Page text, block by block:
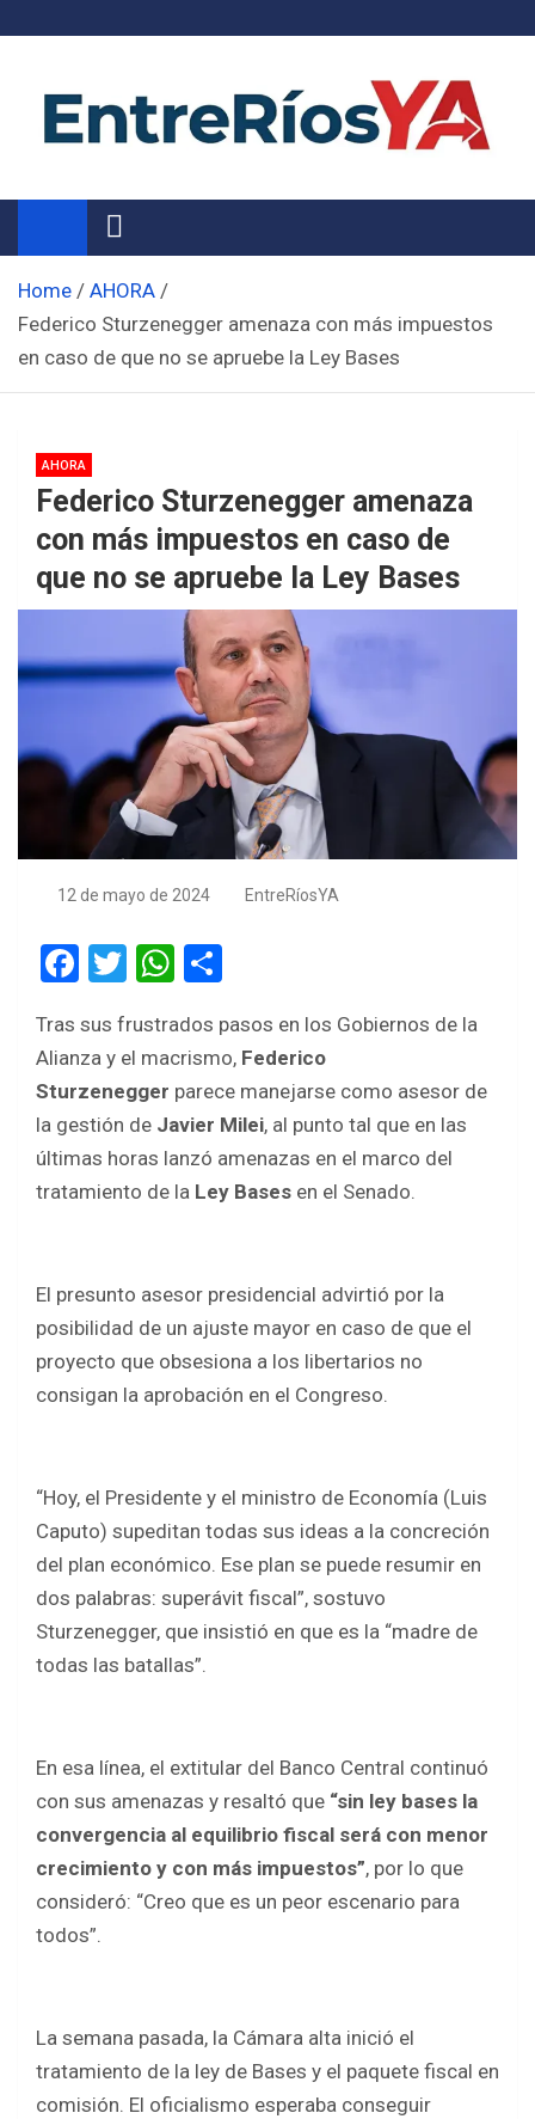
Noticias de Entre Ríos
Información de toda la provincia ahora
Home
AHORA
Federico Sturzenegger amenaza con más impuestos
en caso de que no se apruebe la Ley Bases
AHORA
Federico Sturzenegger amenaza
con más impuestos en caso de
que no se apruebe la Ley Bases
12 de mayo de 2024 EntreRíosYA
F
ce
b
o
o
k
T
tt
er
W
at
s
A
p
p
ar
e
Tras sus frustrados pasos en los Gobiernos de la
Alianza y el macrismo, Federico
Sturzenegger parece manejarse como asesor de
la gestión de Javier Milei, al punto tal que en las
últimas horas lanzó amenazas en el marco del
tratamiento de la Ley Bases en el Senado.
El presunto asesor presidencial advirtió por la
posibilidad de un ajuste mayor en caso de que el
proyecto que obsesiona a los libertarios no
consigan la aprobación en el Congreso.
“Hoy, el Presidente y el ministro de Economía (Luis
Caputo) supeditan todas sus ideas a la concreción
del plan económico. Ese plan se puede resumir en
dos palabras: superávit fiscal”, sostuvo
Sturzenegger, que insistió en que es la “madre de
todas las batallas”.
En esa línea, el extitular del Banco Central continuó
con sus amenazas y resaltó que “sin ley bases la
convergencia al equilibrio fiscal será con menor
crecimiento y con más impuestos”, por lo que
consideró: “Creo que es un peor escenario para
todos”.
La semana pasada, la Cámara alta inició el
tratamiento de la ley de Bases y el paquete fiscal en
comisión. El oficialismo esperaba conseguir